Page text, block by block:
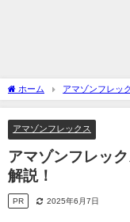
ホーム アマゾンフレッ
を解説！
アマゾンフレックス
アマゾンフレッ
解説！
PR 2025年6月7日